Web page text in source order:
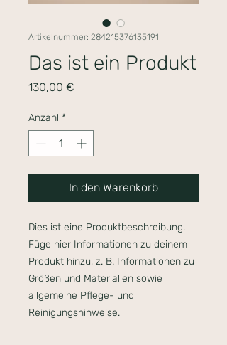
Artikelnummer: 284215376135191
Das ist ein Produkt
130,00 €
Anzahl *
In den Warenkorb
Dies ist eine Produktbeschreibung.
Füge hier Informationen zu deinem
Produkt hinzu, z. B. Informationen zu
Größen und Materialien sowie
allgemeine Pflege- und
Reinigungshinweise.